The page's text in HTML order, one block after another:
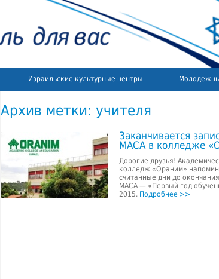
Израильские культурные центры
Архив метки: учителя
Заканчивается
МАСА в колледже
Дорогие друзья!
колледж «Ораним»
считанные дни до
МАСА — «Первый год
2015. Подробнее >>